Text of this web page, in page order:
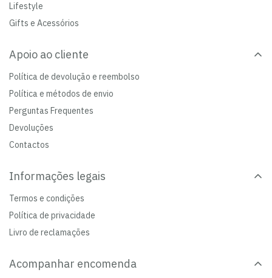
Lifestyle
Gifts e Acessórios
Apoio ao cliente
Política de devolução e reembolso
Política e métodos de envio
Perguntas Frequentes
Devoluções
Contactos
Informações legais
Termos e condições
Política de privacidade
Livro de reclamações
Acompanhar encomenda